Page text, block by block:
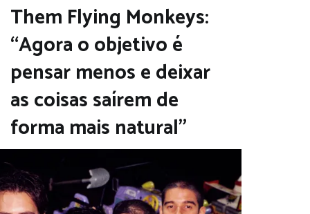
Them Flying Monkeys:
“Agora o objetivo é
pensar menos e deixar
as coisas saírem de
forma mais natural”